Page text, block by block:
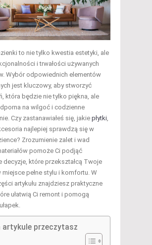
to nie tylko kwestia estetyki, ale
i trwałości używanych
Wybór odpowiednich elementów
jest kluczowy, aby stworzyć
która będzie nie tylko piękna, ale
na wilgoć i codzienne
Czy zastanawiałeś się, jakie płytki,
najlepiej sprawdzą się w
Zrozumienie zalet i wad
pomoże Ci podjąć
decyzje, które przekształcą Twoje
miejsce pełne stylu i komfortu. W
artykułu znajdziesz praktyczne
ułatwią Ci remont i pomogą
artykule przeczytasz